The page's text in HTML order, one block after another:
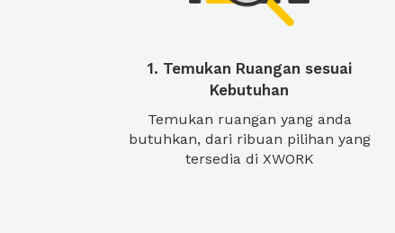
1. Temukan Ruangan sesuai
Kebutuhan
Temukan ruangan yang anda
butuhkan, dari ribuan pilihan yang
tersedia di XWORK